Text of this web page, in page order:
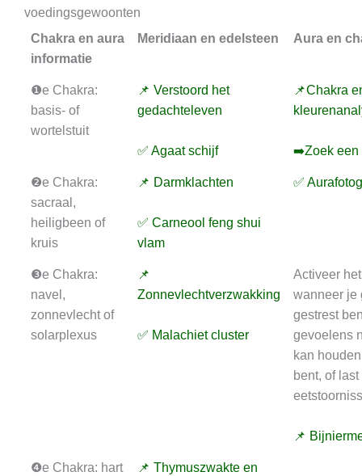
voedingsgewoonten
Chakra en aura
informatie
Meridiaan en edelsteen Aura en
❶e Chakra:
basis- of
wortelstuit
📌 Verstoord het
gedachteleven
✅ Agaat schijf
📌Chakra
➡️Zoek een
❷e Chakra:
sacraal,
heiligbeen of
kruis
📌 Darmklachten
✅ Carneool feng shui
vlam
✅
❸e Chakra:
navel,
zonnevlecht of
solarplexus
📌
Zonnevlechtverzwakking
✅ Malachiet cluster
Activeer
wanneer je
gestrest
gevoelens
kan
bent, of
📌
❹e Chakra: hart
📌 Thymuszwakte en